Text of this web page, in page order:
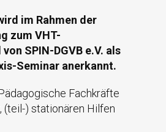
im Rahmen der
zum VHT-
SPIN-DGVB e.V. als
Seminar anerkannt.
Fachkräfte
(teil-) stationären Hilfen